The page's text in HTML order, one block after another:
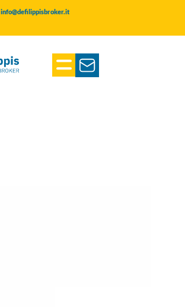
info@defilippisbroker.it